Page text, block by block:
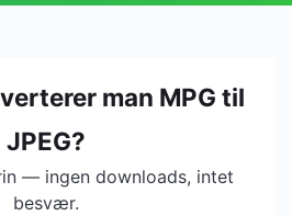
man MPG til
JPEG?
— ingen downloads, intet
besvær.